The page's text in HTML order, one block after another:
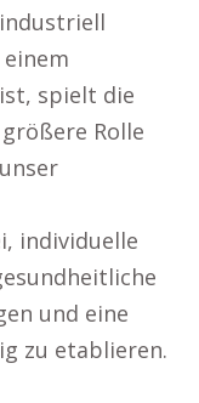
spielt die
Rolle
individuelle
und eine
zu etablieren.